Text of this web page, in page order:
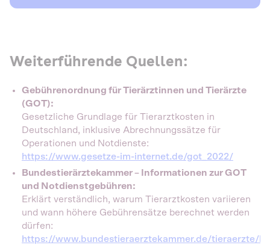
Weiterführende Quellen:
Gebührenordnung für Tierärztinnen und Tierärzte
(GOT):
Gesetzliche Grundlage für Tierarztkosten in
Deutschland, inklusive Abrechnungssätze für
Operationen und Notdienste:
https://www.gesetze-im-internet.de/got_2022/
Bundestierärztekammer – Informationen zur GOT
und Notdienstgebühren:
Erklärt verständlich, warum Tierarztkosten variieren
und wann höhere Gebührensätze berechnet werden
dürfen:
https://www.bundestieraerztekammer.de/tieraerzte/